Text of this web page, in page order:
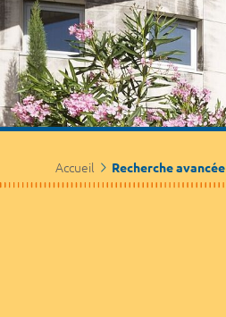
Accueil Recherche avancée